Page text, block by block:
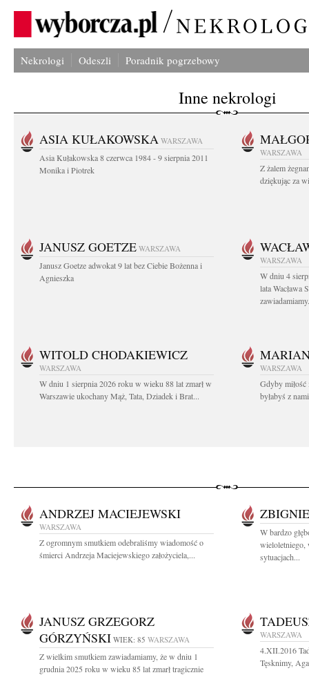
Nekrologi Odeszli Poradnik pogrzebowy
Inne nekrologi
ASIA KUŁAKOWSKA WARSZAWA
Asia Kułakowska 8 czerwca 1984 - 9 sierpnia 2011
Monika i Piotrek
WARSZAWA
Z żalem
dziękując za
JANUSZ GOETZE WARSZAWA
Janusz Goetze adwokat 9 lat bez Ciebie Bożenna i
Agnieszka
WARSZAWA
W dniu 4
lata Wacława
WITOLD CHODAKIEWICZ
WARSZAWA
W dniu 1 sierpnia 2026 roku w wieku 88 lat zmarł w
Warszawie ukochany Mąż, Tata, Dziadek i Brat...
WARSZAWA
Gdyby miłość
byłabyś z
ANDRZEJ MACIEJEWSKI
WARSZAWA
Z ogromnym smutkiem odebraliśmy wiadomość o
śmierci Andrzeja Maciejewskiego założyciela,...
W bardzo
wieloletniego,
sytuacjach...
JANUSZ GRZEGORZ
GÓRZYŃSKI WIEK: 85 WARSZAWA
Z wielkim smutkiem zawiadamiamy, że w dniu 1
grudnia 2025 roku w wieku 85 lat zmarł tragicznie
WARSZAWA
4.XII.2016
Tęsknimy,